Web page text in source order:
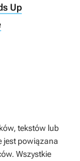
Up
tekstów lub
jest powiązana
Wszystkie